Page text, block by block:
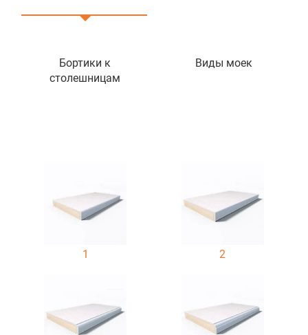
Бортики к
столешницам
Виды моек
1 2